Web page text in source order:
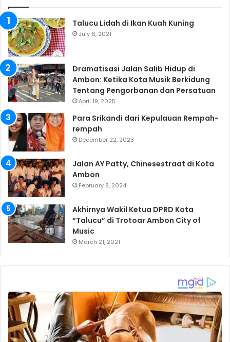
Talucu Lidah di Ikan Kuah Kuning
July 6, 2021
Dramatisasi Jalan Salib Hidup di
Ambon: Ketika Kota Musik Berkidung
Tentang Pengorbanan dan Persatuan
April 19, 2025
Para Srikandi dari Kepulauan Rempah-
rempah
December 22, 2023
Jalan AY Patty, Chinesestraat di Kota
Ambon
February 8, 2024
Akhirnya Wakil Ketua DPRD Kota
“Talucu” di Trotoar Ambon City of
Music
March 21, 2021